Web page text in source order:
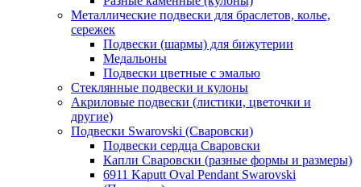
Металлические подвески для браслетов, колье,
сережек
Подвески (шармы) для бижутерии
Медальоны
Подвески цветные с эмалью
Стеклянные подвески и кулоны
Акриловые подвески (листики, цветочки и
другие)
Подвески Swarovski (Сваровски)
Подвески сердца Сваровски
Капли Сваровски (разные формы и размеры)
6911 Kaputt Oval Pendant Swarovski